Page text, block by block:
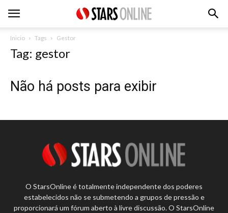
Inicio Tags Gestor
Tag: gestor
Não há posts para exibir
O StarsOnline é totalmente independente dos poderes
estabelecidos não se submetendo a grupos de pressão e
proporcionará um fórum aberto à livre discussão. O StarsOnline